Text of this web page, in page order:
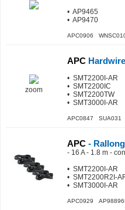
• AP9465
• AP9470
APC0906
zoom
APC
• SMT2200I-AR
• SMT2200IC
• SMT2200TW
• SMT3000I-AR
APC0847 SUA031
APC -
- 16 A - 1.8 m -
• SMT2200I-AR
• SMT2200R2I-
• SMT3000I-AR
APC0929